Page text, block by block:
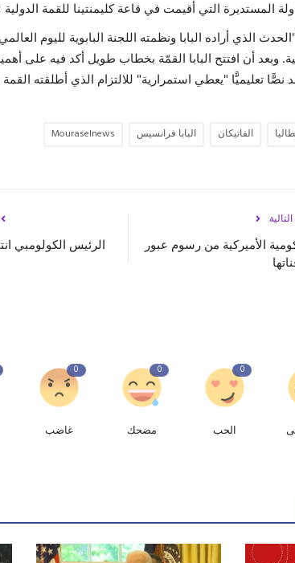
المستديرة التي أقيمت في قاعة كليمنتينا للقمة
الذي أراده البابا ونظمته اللجنة البابوية لليوم
أن افتتح البابا القمّة بخطاب طويل أكد فيه على
نصًّا تعليميًّا "يعطي استمرارية" للالتزام الذي أطلقته
الفاتيكان البابا فرانسيس Mouraselnews
الرئيس الكولومبي
الأميركية من رسوم عبور
0
الحب
0
مضحك
0
غاضب